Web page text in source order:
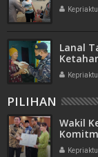
Lanal
PILIHAN
Wakil